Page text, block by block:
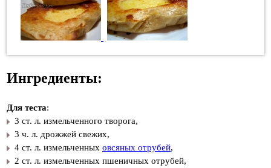
Ингредиенты:
Для теста:
3 ст. л. измельченного творога,
3 ч. л. дрожжей свежих,
4 ст. л. измельченных овсяных отрубей,
2 ст. л. измельченных пшеничных отрубей,